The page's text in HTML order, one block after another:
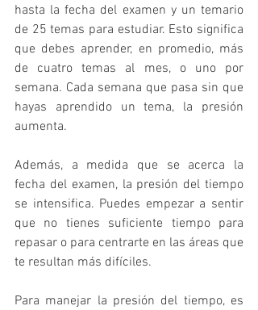
hasta la fecha del examen y un temario
de 25 temas para estudiar. Esto significa
que debes aprender, en promedio, más
de cuatro temas al mes, o uno por
semana. Cada semana que pasa sin que
hayas aprendido un tema, la presión
aumenta.
Además, a medida que se acerca la
fecha del examen, la presión del tiempo
se intensifica. Puedes empezar a sentir
que no tienes suficiente tiempo para
repasar o para centrarte en las áreas que
te resultan más difíciles.
Para manejar la presión del tiempo, es